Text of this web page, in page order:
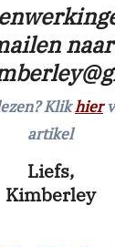
naar
Klikhier
artikel
Liefs,
Kimberley